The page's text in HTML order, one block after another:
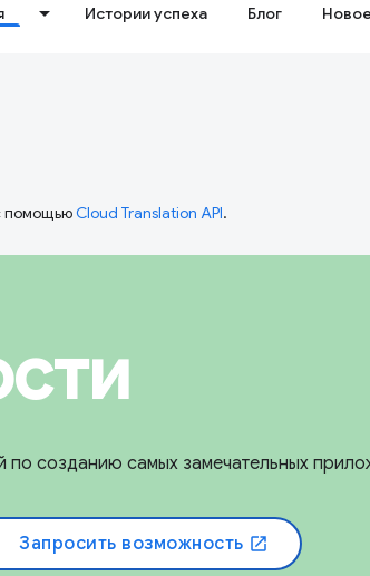
Истории успеха Блог
помощьюCloud Translation API.
по созданию самых замечательных
Запросить возможность open_in_new